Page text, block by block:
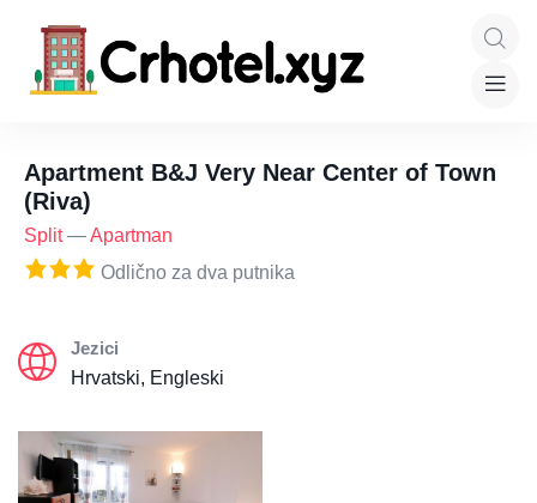
Apartment B&J Very Near Center of Town
(Riva)
Split—Apartman
Odlično za dva putnika
Jezici
Hrvatski, Engleski